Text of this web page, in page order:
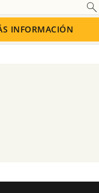
INFORMACIÓN